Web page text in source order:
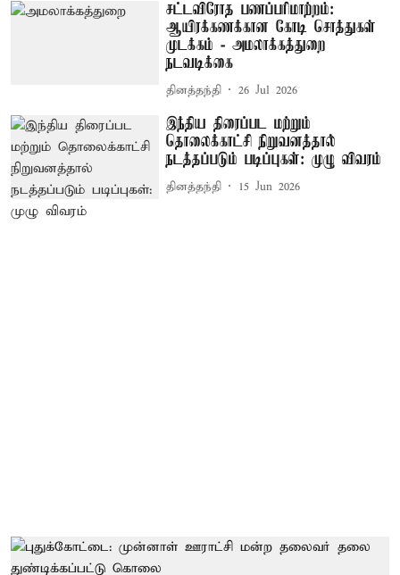
சட்டவிரோத பணப்பரிமாற்றம்:
ஆயிரக்கணக்கான கோடி சொத்துகள்
முடக்கம் - அமலாக்கத்துறை
நடவடிக்கை
தினத்தந்தி 26 Jul 2026
இந்திய திரைப்பட மற்றும்
தொலைக்காட்சி நிறுவனத்தால்
நடத்தப்படும் படிப்புகள்: முழு விவரம்
தினத்தந்தி 15 Jun 2026